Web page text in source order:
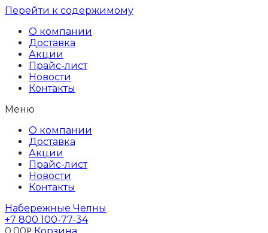
Перейти к содержимому
О компании
Доставка
Акции
Прайс-лист
Новости
Контакты
Меню
О компании
Доставка
Акции
Прайс-лист
Новости
Контакты
Набережные Челны
+7 800 100-77-34
Р